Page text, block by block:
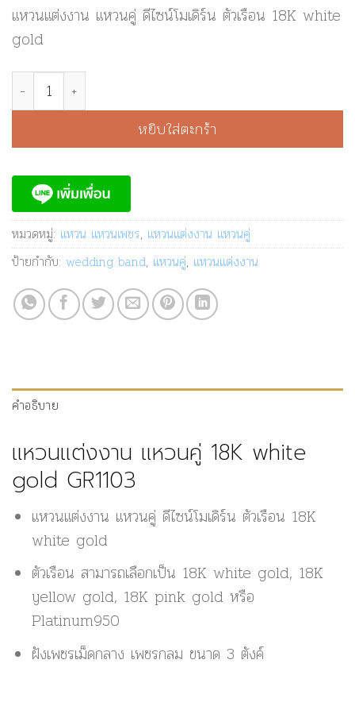
แหวนแต่งงาน แหวนคู่ ดีไซน์โมเดิร์น ตัวเรือน 18K white
gold
จำนวน แหวนแต่งงาน แหวนคู่ 18K white gold - GR1103
หยิบใส่ตะกร้า
หมวดหมู่: แหวน แหวนเพชร, แหวนแต่งงาน แหวนคู่
ป้ายกำกับ: wedding band, แหวนคู่, แหวนแต่งงาน
คำอธิบาย
แหวนแต่งงาน แหวนคู่ 18K white
gold GR1103
แหวนแต่งงาน แหวนคู่ ดีไซน์โมเดิร์น ตัวเรือน 18K
white gold
ตัวเรือน สามารถเลือกเป็น 18K white gold, 18K
yellow gold, 18K pink gold หรือ
Platinum950
ฝังเพชรเม็ดกลาง เพชรกลม ขนาด 3 ตังค์